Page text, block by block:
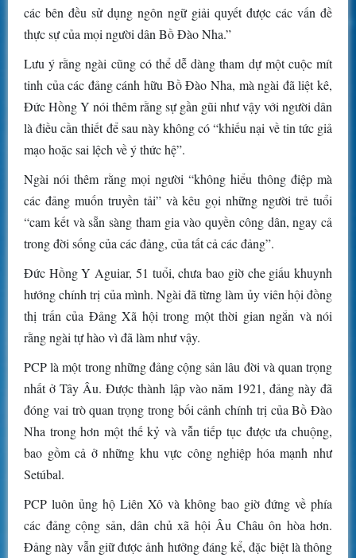
các bên đều sử dụng ngôn ngữ giải quyết được các vấn đề
thực sự của mọi người dân Bồ Đào Nha.”
Lưu ý rằng ngài cũng có thể dễ dàng tham dự một cuộc mít
tinh của các đảng cánh hữu Bồ Đào Nha, mà ngài đã liệt kê,
Đức Hồng Y nói thêm rằng sự gần gũi như vậy với người dân
là điều cần thiết để sau này không có “khiếu nại về tin tức giả
mạo hoặc sai lệch về ý thức hệ”.
Ngài nói thêm rằng mọi người “không hiểu thông điệp mà
các đảng muốn truyền tải” và kêu gọi những người trẻ tuổi
“cam kết và sẵn sàng tham gia vào quyền công dân, ngay cả
trong đời sống của các đảng, của tất cả các đảng”.
Đức Hồng Y Aguiar, 51 tuổi, chưa bao giờ che giấu khuynh
hướng chính trị của mình. Ngài đã từng làm ủy viên hội đồng
thị trấn của Đảng Xã hội trong một thời gian ngắn và nói
rằng ngài tự hào vì đã làm như vậy.
PCP là một trong những đảng cộng sản lâu đời và quan trọng
nhất ở Tây Âu. Được thành lập vào năm 1921, đảng này đã
đóng vai trò quan trọng trong bối cảnh chính trị của Bồ Đào
Nha trong hơn một thế kỷ và vẫn tiếp tục được ưa chuộng,
bao gồm cả ở những khu vực công nghiệp hóa mạnh như
Setúbal.
PCP luôn ủng hộ Liên Xô và không bao giờ đứng về phía
các đảng cộng sản, dân chủ xã hội Âu Châu ôn hòa hơn.
Đảng này vẫn giữ được ảnh hưởng đáng kể, đặc biệt là thông